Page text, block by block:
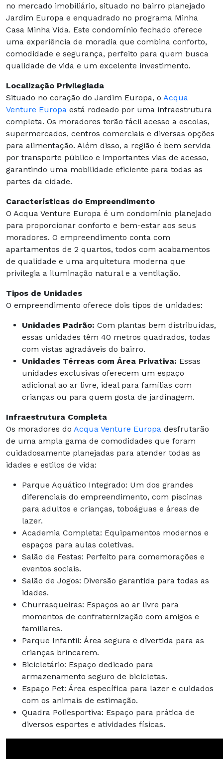
no mercado imobiliário, situado no bairro planejado
Jardim Europa e enquadrado no programa Minha
Casa Minha Vida. Este condomínio fechado oferece
uma experiência de moradia que combina conforto,
comodidade e segurança, perfeito para quem busca
qualidade de vida e um excelente investimento.
Localização Privilegiada
Situado no coração do Jardim Europa, o Acqua
Venture Europa está rodeado por uma infraestrutura
completa. Os moradores terão fácil acesso a escolas,
supermercados, centros comerciais e diversas opções
para alimentação. Além disso, a região é bem servida
por transporte público e importantes vias de acesso,
garantindo uma mobilidade eficiente para todas as
partes da cidade.
Características do Empreendimento
O Acqua Venture Europa é um condomínio planejado
para proporcionar conforto e bem-estar aos seus
moradores. O empreendimento conta com
apartamentos de 2 quartos, todos com acabamentos
de qualidade e uma arquitetura moderna que
privilegia a iluminação natural e a ventilação.
Tipos de Unidades
O empreendimento oferece dois tipos de unidades:
Unidades Padrão: Com plantas bem distribuídas,
essas unidades têm 40 metros quadrados, todas
com vistas agradáveis do bairro.
Unidades Térreas com Área Privativa: Essas
unidades exclusivas oferecem um espaço
adicional ao ar livre, ideal para famílias com
crianças ou para quem gosta de jardinagem.
Infraestrutura Completa
Os moradores do Acqua Venture Europa desfrutarão
de uma ampla gama de comodidades que foram
cuidadosamente planejadas para atender todas as
idades e estilos de vida:
Parque Aquático Integrado: Um dos grandes
diferenciais do empreendimento, com piscinas
para adultos e crianças, toboáguas e áreas de
lazer.
Academia Completa: Equipamentos modernos e
espaços para aulas coletivas.
Salão de Festas: Perfeito para comemorações e
eventos sociais.
Salão de Jogos: Diversão garantida para todas as
idades.
Churrasqueiras: Espaços ao ar livre para
momentos de confraternização com amigos e
familiares.
Parque Infantil: Área segura e divertida para as
crianças brincarem.
Bicicletário: Espaço dedicado para
armazenamento seguro de bicicletas.
Espaço Pet: Área específica para lazer e cuidados
com os animais de estimação.
Quadra Poliesportiva: Espaço para prática de
diversos esportes e atividades físicas.